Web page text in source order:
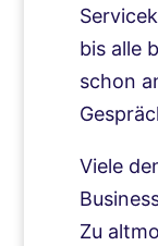
bis alle
schon
Viele
Zu